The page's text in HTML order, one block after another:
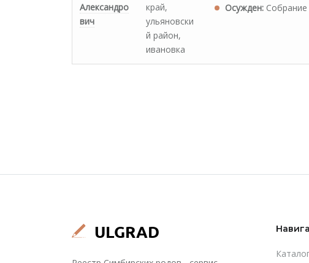
Александро
вич
край,
ульяновски
й район,
ивановка
Осужден: Собрание